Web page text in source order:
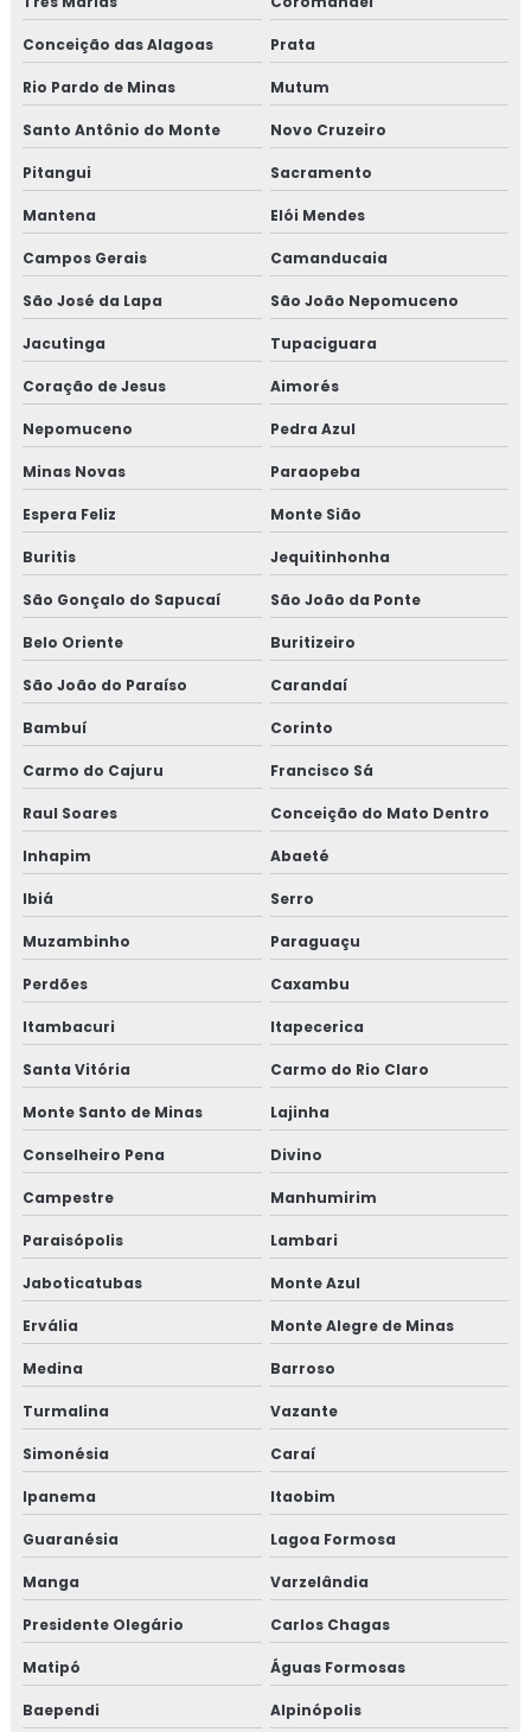
Treinamento em atualização do manual de bpf
Treinamento em auditoria de fornecedores
Treinamento em auditoria interna
Treinamento em avaliação de fornecedores
Treinamento em boas práticas de fabricação
Treinamento em boas práticas em laboratórios
Treinamento em controle de alergênicos
Treinamento em controle de pragas
Treinamento para coordenadores de equipes de melhoria
qualidade
Treinamento em dashboard aplicado à indústria
Treinamento para elaboração do plano de HACCP APPCC
Treinamento em food fraud e food defense
Treinamento em formação de auditor interno
Treinamento em formação de equipe esa
Treinamento em FSSC 22000
Treinamento em gerenciamento de crises recall e
rastreabilidade
Treinamento em gerenciamento de riscos corporativos
Treinamento em gestão da manutenção
Treinamento em gestão de fornecedores
Treinamento em gestão de fornecedores alergênicos
Treinamento em global market
Treinamento em GMP+
Treinamento em GMP+ 2020
Treinamento gmp com certificado
Treinamento em HACCP
Treinamento em HACCP de acordo com os requisitos do
GMP
Treinamento em HACCP APPCC
Conceição das Alagoas Prata
Rio Pardo de Minas Mutum
Santo Antônio do Monte Novo Cruzeiro
Pitangui Sacramento
Mantena Elói Mendes
Campos Gerais Camanducaia
São José da Lapa São João Nepomuceno
Jacutinga Tupaciguara
Coração de Jesus Aimorés
Nepomuceno Pedra Azul
Minas Novas Paraopeba
Espera Feliz Monte Sião
Buritis Jequitinhonha
São Gonçalo do Sapucaí São João da Ponte
Belo Oriente Buritizeiro
São João do Paraíso Carandaí
Bambuí Corinto
Carmo do Cajuru Francisco Sá
Raul Soares Conceição do Mato Dentro
Inhapim Abaeté
Ibiá Serro
Muzambinho Paraguaçu
Perdões Caxambu
Itambacuri Itapecerica
Santa Vitória Carmo do Rio Claro
Monte Santo de Minas Lajinha
Conselheiro Pena Divino
Campestre Manhumirim
Paraisópolis Lambari
Jaboticatubas Monte Azul
Ervália Monte Alegre de Minas
Medina Barroso
Turmalina Vazante
Simonésia Caraí
Ipanema Itaobim
Guaranésia Lagoa Formosa
Manga Varzelândia
Presidente Olegário Carlos Chagas
Matipó Águas Formosas
Baependi Alpinópolis